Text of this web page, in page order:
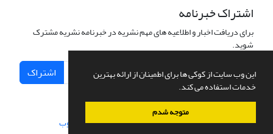
این وب سایت از کوکی ها برای اطمینان از ارائه بهترین
خدمات استفاده می کند.
متوجه شدم
اشتراک خبرنامه
برای دریافت اخبار و اطلاعیه های مهم نشریه در خبرنامه نشریه مشترک
شوید.
اشتراک
سامانه مدیریت نشریات علمی.طراحی و پیاده سازی از سیناوب